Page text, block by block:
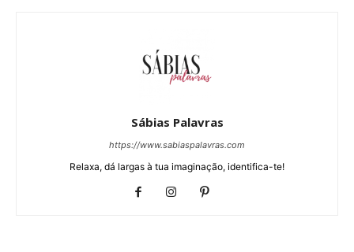
Sábias Palavras
https://www.sabiaspalavras.com
Relaxa, dá largas à tua imaginação, identifica-te!